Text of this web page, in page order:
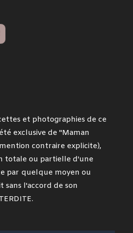
et photographies de ce
exclusive de "Maman
contraire explicite),
totale ou partielle d'une
par quelque moyen ou
sans l'accord de son